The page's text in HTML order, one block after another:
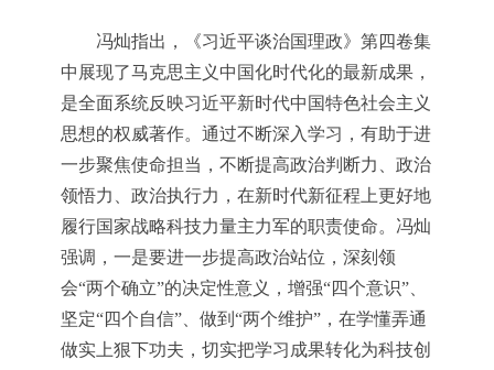
冯灿指出，《习近平谈治国理政》第四卷集
中展现了马克思主义中国化时代化的最新成果，
是全面系统反映习近平新时代中国特色社会主义
思想的权威著作。通过不断深入学习，有助于进
一步聚焦使命担当，不断提高政治判断力、政治
领悟力、政治执行力，在新时代新征程上更好地
履行国家战略科技力量主力军的职责使命。冯灿
强调，一是要进一步提高政治站位，深刻领
会“两个确立”的决定性意义，增强“四个意识”、
坚定“四个自信”、做到“两个维护”，在学懂弄通
做实上狠下功夫，切实把学习成果转化为科技创